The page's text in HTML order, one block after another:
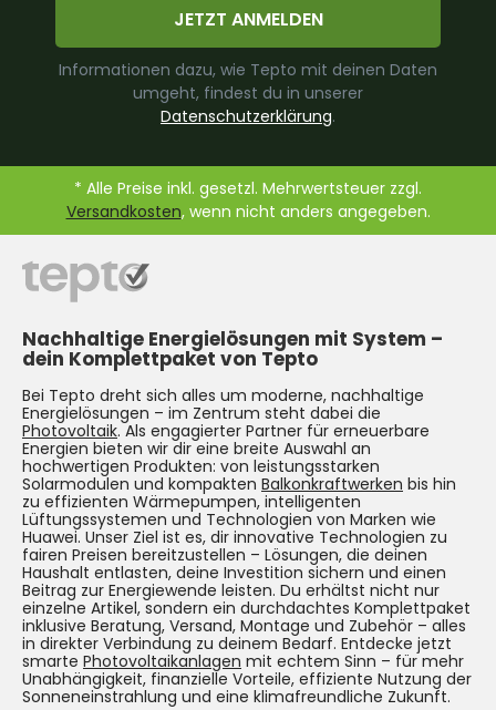
JETZT ANMELDEN
Informationen dazu, wie Tepto mit deinen Daten
umgeht, findest du in unserer
Datenschutzerklärung.
* Alle Preise inkl. gesetzl. Mehrwertsteuer zzgl.
Versandkosten, wenn nicht anders angegeben.
Nachhaltige Energielösungen mit System –
dein Komplettpaket von Tepto
Bei Tepto dreht sich alles um moderne, nachhaltige
Energielösungen – im Zentrum steht dabei die
Photovoltaik. Als engagierter Partner für erneuerbare
Energien bieten wir dir eine breite Auswahl an
hochwertigen Produkten: von leistungsstarken
Solarmodulen und kompakten Balkonkraftwerken bis hin
zu effizienten Wärmepumpen, intelligenten
Lüftungssystemen und Technologien von Marken wie
Huawei. Unser Ziel ist es, dir innovative Technologien zu
fairen Preisen bereitzustellen – Lösungen, die deinen
Haushalt entlasten, deine Investition sichern und einen
Beitrag zur Energiewende leisten. Du erhältst nicht nur
einzelne Artikel, sondern ein durchdachtes Komplettpaket
inklusive Beratung, Versand, Montage und Zubehör – alles
in direkter Verbindung zu deinem Bedarf. Entdecke jetzt
smarte Photovoltaikanlagen mit echtem Sinn – für mehr
Unabhängigkeit, finanzielle Vorteile, effiziente Nutzung der
Sonneneinstrahlung und eine klimafreundliche Zukunft.